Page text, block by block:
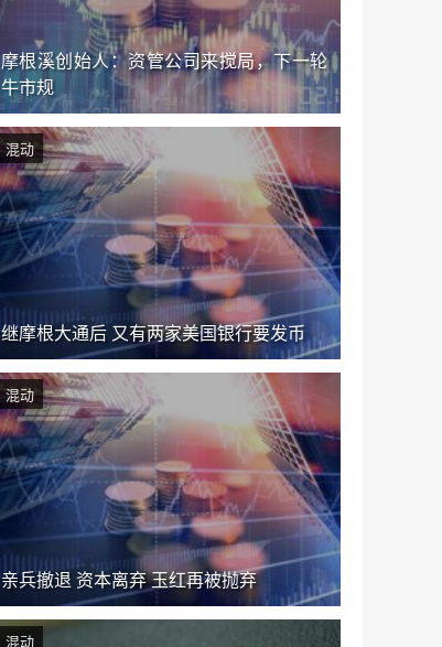
摩根溪创始人：资管公司来搅局，下一轮
牛市规
继摩根大通后 又有两家美国银行要发币
混动
亲兵撤退 资本离弃 玉红再被抛弃
混动
混动